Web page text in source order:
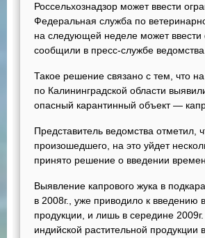
Россельхознадзор может ввести
Федеральная служба по
на следующей неделе может ввести
сообщили в пресс-службе ведомства.
Такое решение связано с тем, что
по Калининградской области
опасный карантинный объект —
Представитель ведомства отметил,
произошедшего, на это уйдет
принято решение о введении
Выявление капрового жука в
в 2008г., уже приводило к введению
продукции, и лишь в середине
индийской растительной